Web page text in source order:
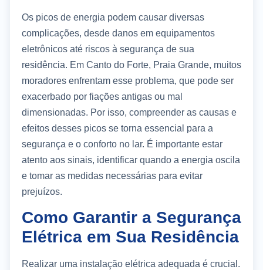
Os picos de energia podem causar diversas
complicações, desde danos em equipamentos
eletrônicos até riscos à segurança de sua
residência. Em Canto do Forte, Praia Grande, muitos
moradores enfrentam esse problema, que pode ser
exacerbado por fiações antigas ou mal
dimensionadas. Por isso, compreender as causas e
efeitos desses picos se torna essencial para a
segurança e o conforto no lar. É importante estar
atento aos sinais, identificar quando a energia oscila
e tomar as medidas necessárias para evitar
prejuízos.
Como Garantir a Segurança
Elétrica em Sua Residência
Realizar uma instalação elétrica adequada é crucial.